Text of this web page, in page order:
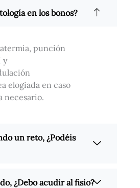
en los bonos?
punción
y
elogiada en caso
necesario.
un reto, ¿Podéis
¿Debo acudir al fisio?